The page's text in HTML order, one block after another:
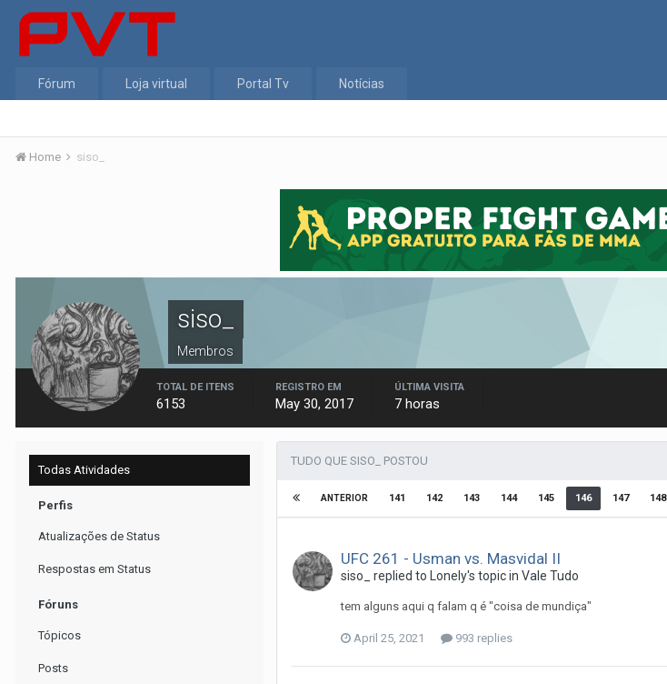
Fórum Loja virtual Portal Tv Notícias
Home siso_
siso_
Membros
TOTAL DE ITENS
6153
REGISTRO EM
May 30, 2017
ÚLTIMA VISITA
7 horas
Todas Atividades
Perfis
Atualizações de Status
Respostas em Status
Fóruns
Tópicos
Posts
TUDO QUE SISO_ POSTOU
ANTERIOR 141 142 143 144 145 146 147 148
UFC 261 - Usman vs. Masvidal II
siso_ replied to Lonely's topic in Vale Tudo
tem alguns aqui q falam q é "coisa de mundiça"
April 25, 2021 993 replies